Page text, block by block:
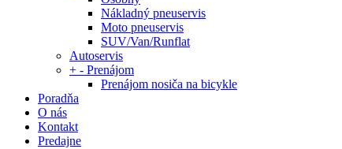
Nákladný pneuservis
Moto pneuservis
SUV/Van/Runflat
Autoservis
+ - Prenájom
Prenájom nosiča na bicykle
Poradňa
O nás
Kontakt
Predajne